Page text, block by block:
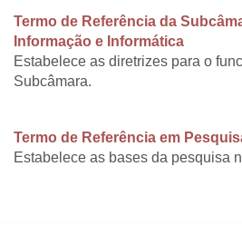
Termo de Referência da
Informação e Informática
Estabelece as diretrizes para o
Subcâmara.
Termo de Referência em
Estabelece as bases da pesquisa